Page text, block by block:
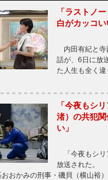
「ラストノ
白がカッコ
内田有紀と寺
話が、6日に放
た人生も全く
「今夜もシ
渚）の共犯
い」
「今夜もシリ
放送された。
おおかみの刑事・磯貝（横山裕